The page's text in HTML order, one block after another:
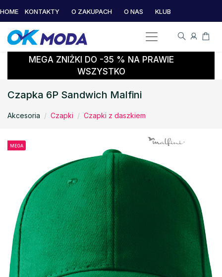
HOME KONTAKTY O ZAKUPACH O NAS KLUB
MEGA ZNIŻKI DO -35 % NA PRAWIE
WSZYSTKO
Czapka 6P Sandwich Malfini
Akcesoria Czapki Czapki z daszkiem
MEGA